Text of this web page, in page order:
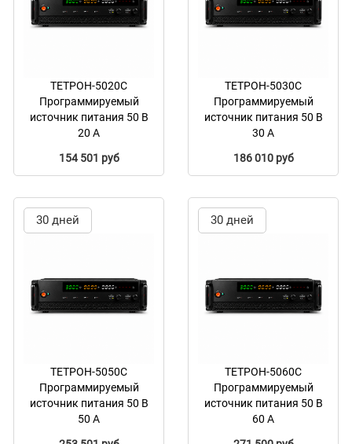
ТЕТРОН-5020С
Программируемый
источник питания 50 В
20 А
154 501 руб
ТЕТРОН-5030С
Программируемый
источник питания 50 В
30 А
186 010 руб
30 дней
ТЕТРОН-5050С
Программируемый
источник питания 50 В
50 А
30 дней
ТЕТРОН-5060С
Программируемый
источник питания 50 В
60 А